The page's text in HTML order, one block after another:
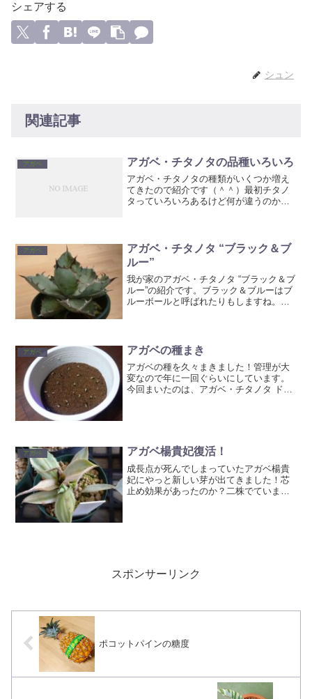
シェアする
シュン
関連記事
アガベ アガベ・チタノタの品種いろいろ
アガベ・チタノタの種類がいくつか増え
てきたので紹介です（＾＾）最初チタノ
タっていろいろあるけど何が違うのか分
い『ランチョタンバ―系』...
アガベ
アガベ・チタノタ “ブラック＆ブ
ルー”
我が家のアガベ・チタノタ “ブラック＆ブ
ルー”の紹介です。ブラック＆ブルーはブ
ルーボールと呼ばれたりもしますね。青
が、形が違いますね。...
アガベ アガベの種まき
アガベの種を久々まきました！管理が大
変なので年に一回ぐらいにしています。
今回まいたのは、アガベ・チタノタ ドワ
アガベ アガベ楊貴妃復活！
成長点が死んでしまっていたアガベ楊貴
妃にやっと新しい芽が出てきました！芯
止め効果があったのか？二株でていま
スポンサーリンク
ポコットパインの糖度